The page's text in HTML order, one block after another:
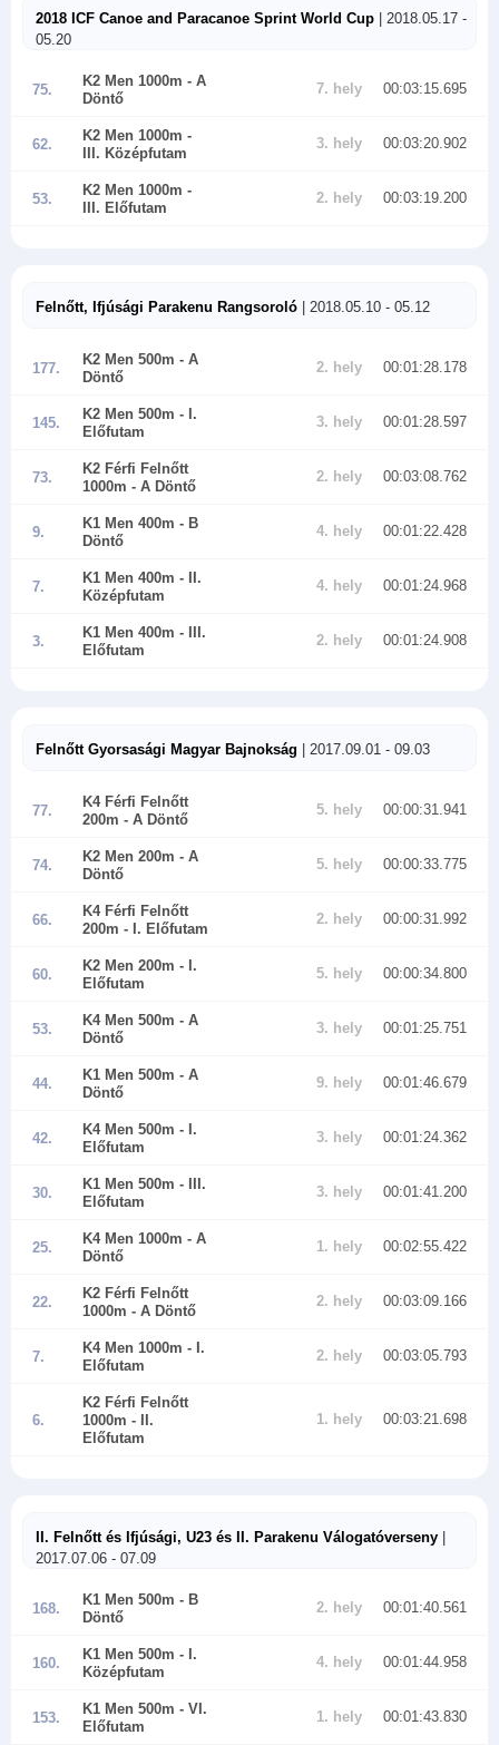
2018 ICF Canoe and Paracanoe Sprint World Cup | 2018.05.17 -
05.20
75.
K2 Men 1000m - A
Döntő
7. hely 00:03:15.695
62.
K2 Men 1000m -
III. Középfutam
3. hely 00:03:20.902
53.
K2 Men 1000m -
III. Előfutam
2. hely 00:03:19.200
Felnőtt, Ifjúsági Parakenu Rangsoroló | 2018.05.10 - 05.12
177.
K2 Men 500m - A
Döntő
2. hely 00:01:28.178
145.
K2 Men 500m - I.
Előfutam
3. hely 00:01:28.597
73.
K2 Férfi Felnőtt
1000m - A Döntő
2. hely 00:03:08.762
9.
K1 Men 400m - B
Döntő
4. hely 00:01:22.428
7.
K1 Men 400m - II.
Középfutam
4. hely 00:01:24.968
3.
K1 Men 400m - III.
Előfutam
2. hely 00:01:24.908
Felnőtt Gyorsasági Magyar Bajnokság | 2017.09.01 - 09.03
77.
K4 Férfi Felnőtt
200m - A Döntő
5. hely 00:00:31.941
74.
K2 Men 200m - A
Döntő
5. hely 00:00:33.775
66.
K4 Férfi Felnőtt
200m - I. Előfutam
2. hely 00:00:31.992
60.
K2 Men 200m - I.
Előfutam
5. hely 00:00:34.800
53.
K4 Men 500m - A
Döntő
3. hely 00:01:25.751
44.
K1 Men 500m - A
Döntő
9. hely 00:01:46.679
42.
K4 Men 500m - I.
Előfutam
3. hely 00:01:24.362
30.
K1 Men 500m - III.
Előfutam
3. hely 00:01:41.200
25.
K4 Men 1000m - A
Döntő
1. hely 00:02:55.422
22.
K2 Férfi Felnőtt
1000m - A Döntő
2. hely 00:03:09.166
7.
K4 Men 1000m - I.
Előfutam
2. hely 00:03:05.793
6.
K2 Férfi Felnőtt
1000m - II.
Előfutam
1. hely 00:03:21.698
II. Felnőtt és Ifjúsági, U23 és II. Parakenu Válogatóverseny |
2017.07.06 - 07.09
168.
K1 Men 500m - B
Döntő
2. hely 00:01:40.561
160.
K1 Men 500m - I.
Középfutam
4. hely 00:01:44.958
153.
K1 Men 500m - VI.
Előfutam
1. hely 00:01:43.830